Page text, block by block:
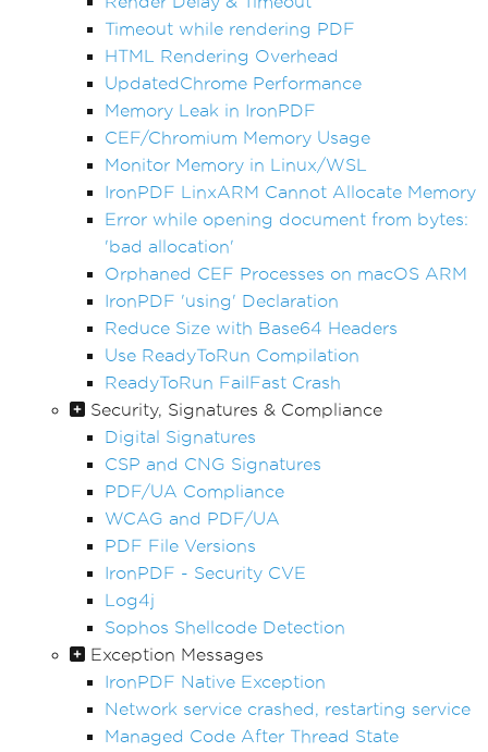
Timeout while rendering PDF
HTML Rendering Overhead
UpdatedChrome Performance
Memory Leak in IronPDF
CEF/Chromium Memory Usage
Monitor Memory in Linux/WSL
IronPDF LinxARM Cannot Allocate Memory
Error while opening document from bytes:
'bad allocation'
Orphaned CEF Processes on macOS ARM
IronPDF 'using' Declaration
Reduce Size with Base64 Headers
Use ReadyToRun Compilation
ReadyToRun FailFast Crash
Security, Signatures & Compliance
Digital Signatures
CSP and CNG Signatures
PDF/UA Compliance
WCAG and PDF/UA
PDF File Versions
IronPDF - Security CVE
Log4j
Sophos Shellcode Detection
Exception Messages
IronPDF Native Exception
Network service crashed, restarting service
Managed Code After Thread State